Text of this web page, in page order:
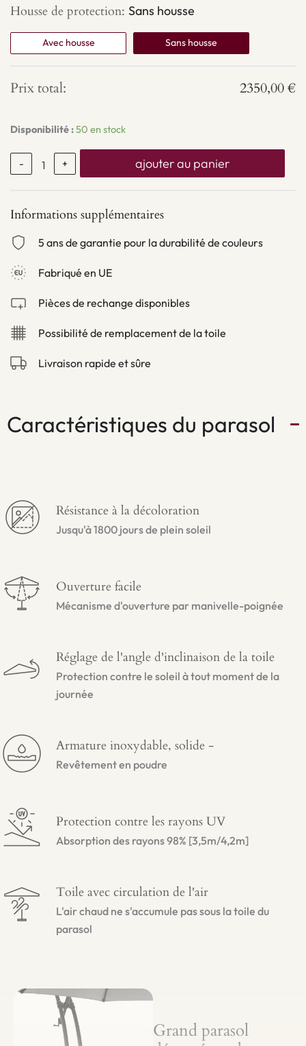
Caractéristiques du parasol
Résistance à la décoloration
Jusqu'à 1800 jours de plein soleil
Ouverture facile
Mécanisme d'ouverture par manivelle-poignée
Réglage de l'angle d'inclinaison de la toile
Protection contre le soleil à tout moment de la
journée
Armature inoxydable, solide -
Revêtement en poudre
Protection contre les rayons UV
Absorption des rayons 98% [3,5m/4,2m]
Toile avec circulation de l'air
L'air chaud ne s'accumule pas sous la toile du
parasol
Grand parasol
Housse de protection: Sans housse
Avec housse Sans housse
Prix total: 2350,00€
Disponibilité :50 en stock
- + ajouter au panier
Informations supplémentaires
5 ans de garantie pour la durabilité de couleurs
Fabriqué en UE
Pièces de rechange disponibles
Possibilité de remplacement de la toile
Livraison rapide et sûre